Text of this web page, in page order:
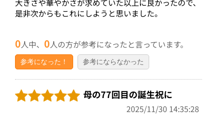
是非次からもこれにしようと思いました。
0人中、0人の方が参考になったと言っています。
参考になった！ 参考にならなかった
母の77回目の誕生祝に
2025/11/30 14:35:28